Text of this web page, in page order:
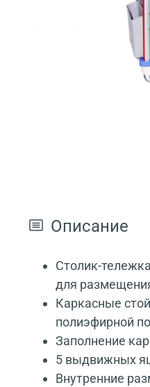
Описание
Столик-
для
Каркасные
полиэфирной
Заполнение
5 выдвижных
Внутренние